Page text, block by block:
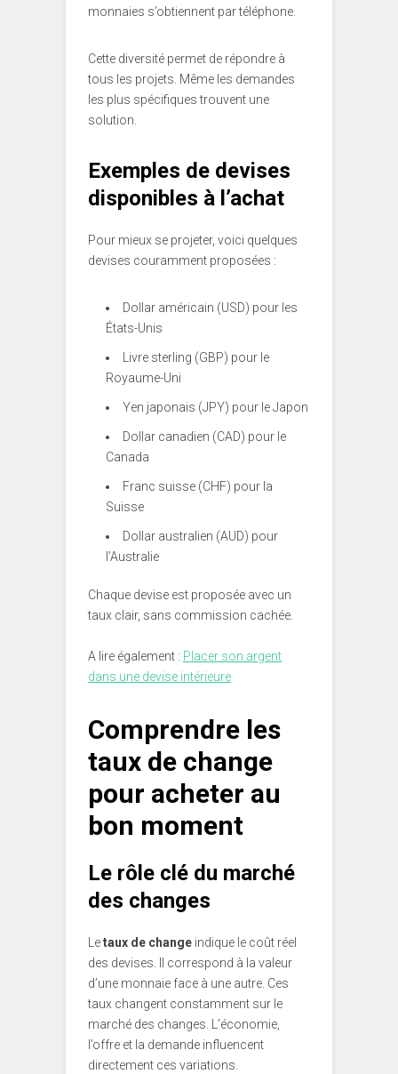
monnaies s’obtiennent par téléphone.
Cette diversité permet de répondre à
tous les projets. Même les demandes
les plus spécifiques trouvent une
solution.
Exemples de devises
disponibles à l’achat
Pour mieux se projeter, voici quelques
devises couramment proposées :
Dollar américain (USD) pour les
États-Unis
Livre sterling (GBP) pour le
Royaume-Uni
Yen japonais (JPY) pour le Japon
Dollar canadien (CAD) pour le
Canada
Franc suisse (CHF) pour la
Suisse
Dollar australien (AUD) pour
l’Australie
Chaque devise est proposée avec un
taux clair, sans commission cachée.
A lire également : Placer son argent
dans une devise intérieure
Comprendre les
taux de change
pour acheter au
bon moment
Le rôle clé du marché
des changes
Letaux de change indique le coût réel
des devises. Il correspond à la valeur
d’une monnaie face à une autre. Ces
taux changent constamment sur le
marché des changes. L’économie,
l’offre et la demande influencent
directement ces variations.